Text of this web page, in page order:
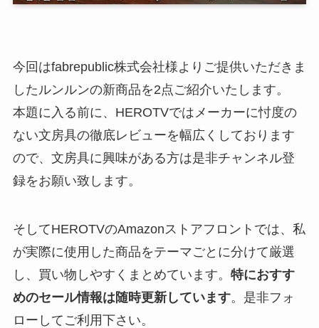
今回はfabrepublic株式会社様よりご提供いただきま
したルンルンの新商品を2点ご紹介いたします。
本題に入る前に、HEROTVではメーカーに忖度の
ない文房具の徹底レビューを幅広くしております
ので、文房具に興味がある方は是非チャンネル登
録をお願い致します。
そしてHEROTVのAmazonストアフロントでは、私
が実際に使用した商品をテーマごとに分けて厳選
し、買い物しやすくまとめています。 特におすす
めのセール情報は随時更新しています。是非フォ
ローしてご利用下さい。